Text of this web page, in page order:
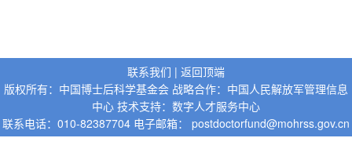
联系我们 | 返回顶端
版权所有：中国博士后科学基金会 战略合作： 中国人民解放军管理信息
中心 技术支持： 数字人才服务中心
联系电话：010-82387704 电子邮箱： postdoctorfund@mohrss.gov.cn